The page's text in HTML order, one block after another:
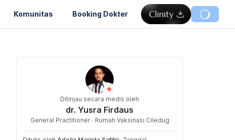
Komunitas Booking Dokter
Ditinjau secara medis oleh
dr. Yusra Firdaus
General Practitioner · Rumah Vaksinasi Ciledug